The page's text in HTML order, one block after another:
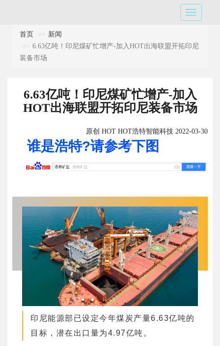
首页
新闻
6.63亿吨！印尼煤矿忙增产-加入HOT出海联盟开拓印尼
装备市场
6.63亿吨！印尼煤矿忙增产-加入
HOT出海联盟开拓印尼装备市场
原创 HOT HOT浩特智能科技 2022-03-30
谁是浩特?请参考下图
印尼能源部已设定今年煤炭产量6.63亿吨的
目标，潜在出口量为4.97亿吨。